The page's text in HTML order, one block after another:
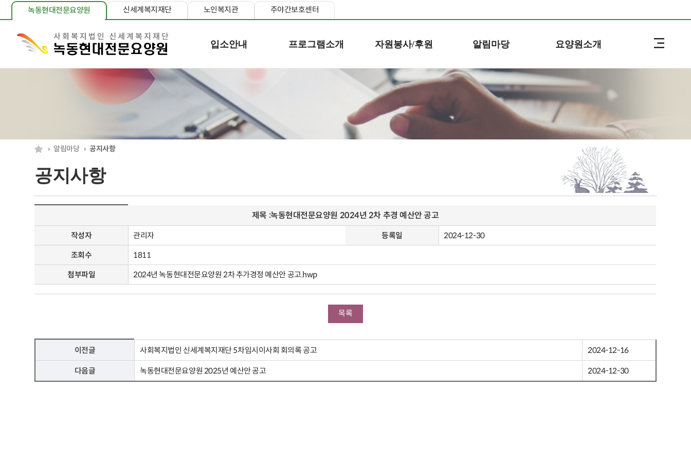
녹동현대전문요양원 신세계복지재단 노인복지관 주야간보호센터
입소안내 프로그램소개 자원봉사/후원 알림마당 요양원소개
알림마당 공지사항
공지사항
제목 :녹동현대전문요양원 2024년 2차 추경 예산안 공고
작성자 관리자 등록일
2024-12-30
조회수
1811
첨부파일
2024년 녹동현대전문요양원 2차 추가경정 예산안 공고.hwp
목록
이전글 사회복지법인 신세계복지재단 5차임시이사회 회의록 공고 2024-12-16
다음글 녹동현대전문요양원 2025년 예산안 공고 2024-12-30